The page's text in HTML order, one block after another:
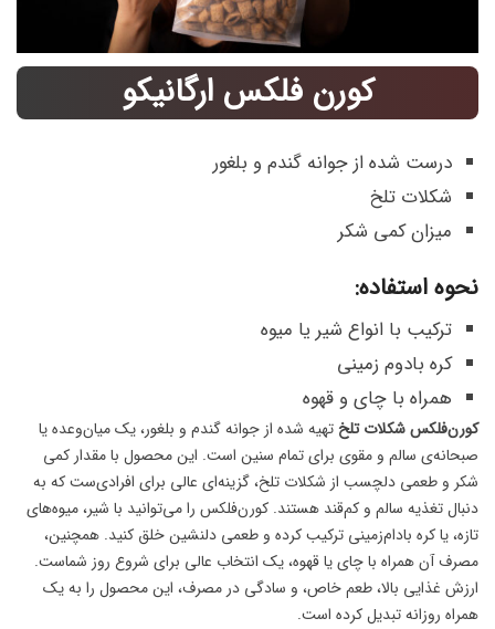
کورن فلکس ارگانیکو
درست شده از جوانه گندم و بلغور
شکلات تلخ
میزان کمی شکر
نحوه استفاده:
ترکیب با انواع شیر یا میوه
کره بادوم زمینی
همراه با چای و قهوه
کورن‌فلکس شکلات تلخ تهیه شده از جوانه گندم و بلغور، یک میان‌وعده یا
صبحانه‌ی سالم و مقوی برای تمام سنین است. این محصول با مقدار کمی
شکر و طعمی دلچسب از شکلات تلخ، گزینه‌ای عالی برای افرادی‌ست که به
دنبال تغذیه سالم و کم‌قند هستند. کورن‌فلکس را می‌توانید با شیر، میوه‌های
تازه، یا کره بادام‌زمینی ترکیب کرده و طعمی دلنشین خلق کنید. همچنین،
مصرف آن همراه با چای یا قهوه، یک انتخاب عالی برای شروع روز شماست.
ارزش غذایی بالا، طعم خاص، و سادگی در مصرف، این محصول را به یک
همراه روزانه تبدیل کرده است.